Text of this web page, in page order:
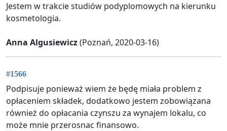
Jestem w trakcie studiów podyplomowych na kierunku
kosmetologia.
Anna Algusiewicz(Poznań, 2020-03-16)
#1566
Podpisuje ponieważ wiem że będę miała problem z
opłaceniem składek, dodatkowo jestem zobowiązana
również do opłacania czynszu za wynajem lokalu, co
może mnie przerosnac finansowo.